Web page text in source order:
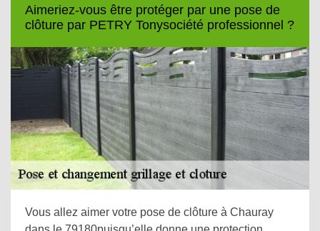
Aimeriez-vous être protéger par une pose de
clôture par PETRY Tonysociété professionnel ?
Vous allez aimer votre pose de clôture à Chauray